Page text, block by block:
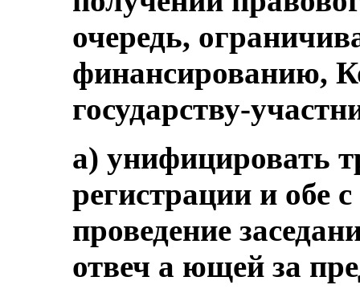
очередь,
финансированию,
государству-
a) унифицировать
регистрации и обе
проведение
отвеч а ющей за